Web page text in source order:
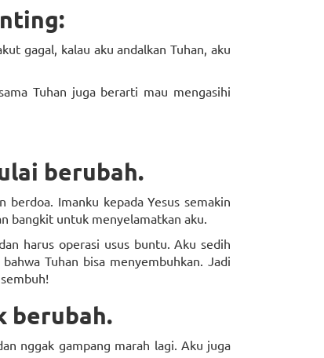
gagal, kalau aku andalkan Tuhan, aku
Tuhan juga berarti mau mengasihi
berubah.
Imanku kepada Yesus semakin
bangkit untuk menyelamatkan aku.
harus operasi usus buntu. Aku sedih
Tuhan bisa menyembuhkan. Jadi
berubah.
nggak gampang marah lagi. Aku juga